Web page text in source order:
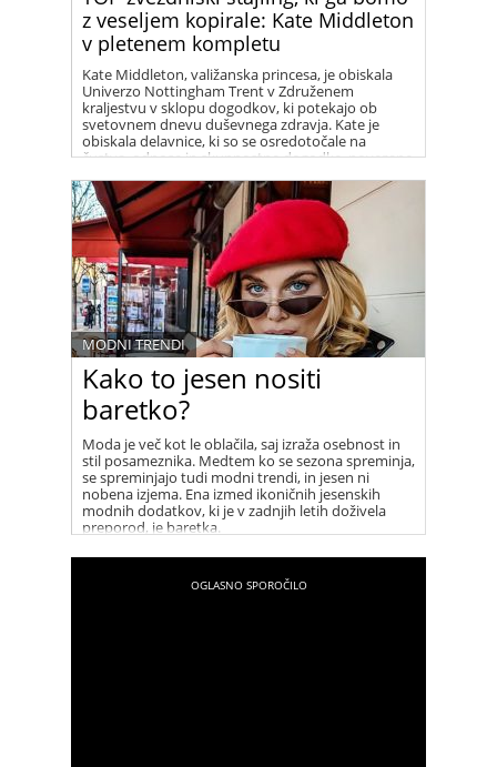
z veseljem kopirale: Kate Middleton
v pletenem kompletu
Kate Middleton, valižanska princesa, je obiskala
Univerzo Nottingham Trent v Združenem
kraljestvu v sklopu dogodkov, ki potekajo ob
svetovnem dnevu duševnega zdravja. Kate je
obiskala delavnice, ki so se osredotočale na
čustva, odnose in skupnostne dogodke, povezane
oblekla čudovit pleten smetanast komplet
francoske znamke Sezane, sestavljen iz dolgega
krila in puloverja.
Kako to jesen nositi
baretko?
MODNI TRENDI
Moda je več kot le oblačila, saj izraža osebnost in
stil posameznika. Medtem ko se sezona spreminja,
se spreminjajo tudi modni trendi, in jesen ni
nobena izjema. Ena izmed ikoničnih jesenskih
modnih dodatkov, ki je v zadnjih letih doživela
preporod, je baretka.